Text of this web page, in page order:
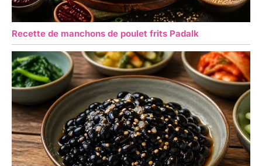
Recette de manchons de poulet frits Padalk